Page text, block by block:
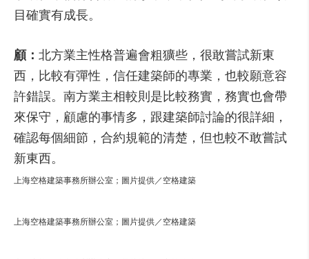
目確實有成長。
顧： 北方業主性格普遍會粗獷些，很敢嘗試新東
西，比較有彈性，信任建築師的專業，也較願意容
許錯誤。南方業主相較則是比較務實，務實也會帶
來保守，顧慮的事情多，跟建築師討論的很詳細，
確認每個細節，合約規範的清楚，但也較不敢嘗試
新東西。
上海空格建築事務所辦公室；圖片提供／空格建築
上海空格建築事務所辦公室；圖片提供／空格建築